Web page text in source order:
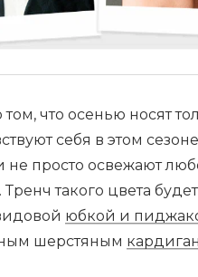
что осенью носят
себя в этом
не просто освежают
такого цвета
юбкой и
шерстяным